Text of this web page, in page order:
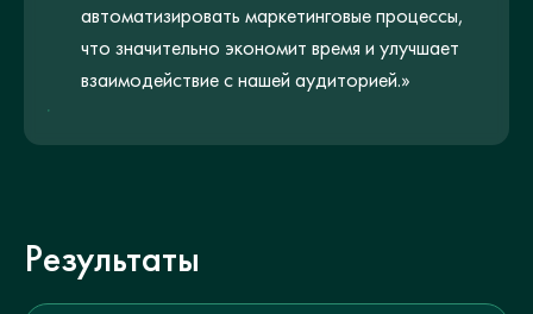
автоматизировать маркетинговые процессы,
что значительно экономит время и улучшает
взаимодействие с нашей аудиторией.»
Результаты